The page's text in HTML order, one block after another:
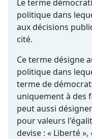
Le terme
politique dans
aux décisions
cité.
Ce terme désigne
politique dans
terme de
uniquement à des
peut aussi
pour valeurs
devise : « Liberté